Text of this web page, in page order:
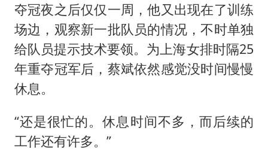
夺冠夜之后仅仅一周，他又出现在了训练
场边，观察新一批队员的情况，不时单独
给队员提示技术要领。为上海女排时隔25
年重夺冠军后，蔡斌依然感觉没时间慢慢
休息。
“还是很忙的。休息时间不多，而后续的
工作还有许多。”